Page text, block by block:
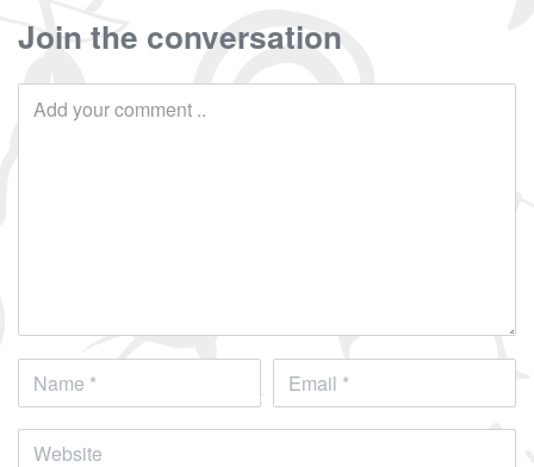
Join the conversation